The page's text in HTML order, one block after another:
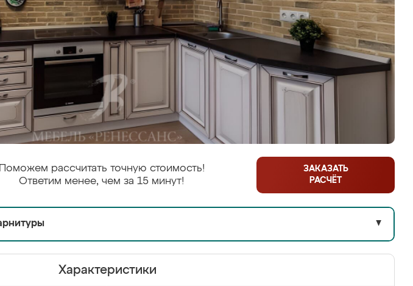
Поможем рассчитать точную стоимость!
Ответим менее, чем за 15 минут!
ЗАКАЗАТЬ
РАСЧЁТ
▼
Характеристики